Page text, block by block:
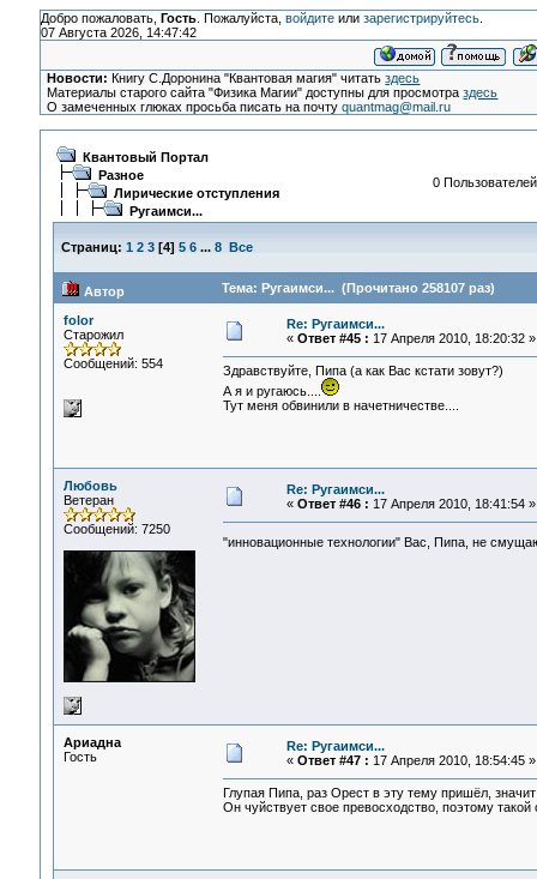
Добро пожаловать, Гость. Пожалуйста, войдитеили зарегистрируйтесь.
07 Августа 2026, 14:47:42
Новости: Книгу С.Доронина "Квантовая магия" читатьздесь
Материалы старого сайта "Физика Магии" доступны для просмотраздесь
О замеченных глюках просьба писать на почтуquantmag@mail.ru
Квантовый Портал
Разное
Лирические отступления
Ругаимси...
0
Страниц: 1 2 3[4] 5 6 ... 8 Все
Автор Тема: Ругаимси... (Прочитано 258107 раз)
folor
Старожил
Сообщений: 554
Re: Ругаимси...
« Ответ #45 : 17 Апреля 2010, 18:20:32 »
Здравствуйте, Пипа (а как Вас кстати зовут?)
А я и ругаюсь....
Тут меня обвинили в начетничестве....
Любовь
Ветеран
Сообщений: 7250
Re: Ругаимси...
« Ответ #46 : 17 Апреля 2010, 18:41:54 »
"инновационные технологии" Вас, Пипа, не
Ариадна
Гость
Re: Ругаимси...
« Ответ #47 : 17 Апреля 2010, 18:54:45 »
Глупая Пипа, раз Орест в эту тему пришёл,
Он чуйствует свое превосходство, поэтому